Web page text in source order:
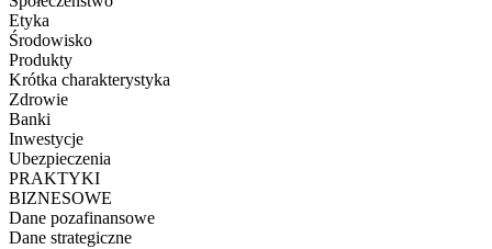
Etyka
Środowisko
Produkty
Krótka charakterystyka
Zdrowie
Banki
Inwestycje
Ubezpieczenia
PRAKTYKI
BIZNESOWE
Dane pozafinansowe
Dane strategiczne